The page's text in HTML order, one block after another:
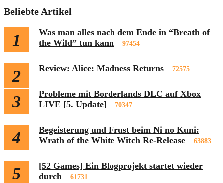
Beliebte Artikel
1
Was man alles nach dem Ende in “Breath of
the Wild” tun kann
97454
2 Review: Alice: Madness Returns 72575
3
Probleme mit Borderlands DLC auf Xbox
LIVE [5. Update]
70347
4
Begeisterung und Frust beim Ni no Kuni:
Wrath of the White Witch Re-Release
63883
5
[52 Games] Ein Blogprojekt startet wieder
durch
61731